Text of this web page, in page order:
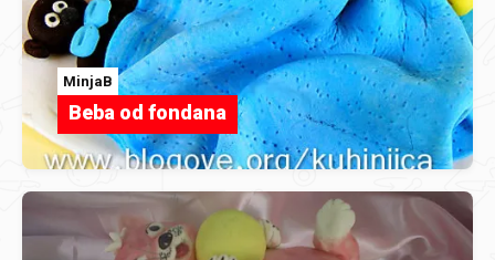
MinjaB
Beba od fondana